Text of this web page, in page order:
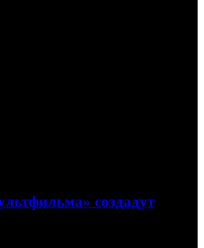
создадут